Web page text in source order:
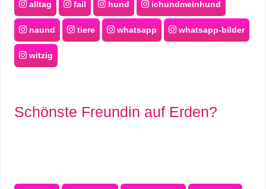
alltag fail hund ichundmeinhund
naund tiere whatsapp whatsapp-bilder
witzig
Schönste Freundin auf Erden?